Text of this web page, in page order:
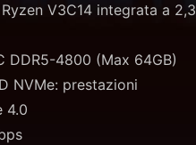
V3C14 integrata a 2,3
DDR5-4800 (Max 64GB)
NVMe: prestazioni
4.0